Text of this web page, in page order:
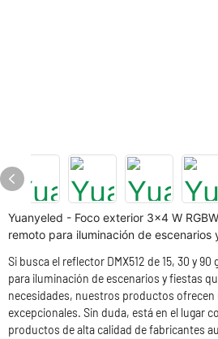
Yuanyeled - Foco exterior 3x4 W
remoto para iluminación de escenarios
Si busca el reflector DMX512 de 15, 30 y
para iluminación de escenarios y fiestas
necesidades, nuestros productos ofrecen
excepcionales. Sin duda, está en el lugar
productos de alta calidad de fabricantes